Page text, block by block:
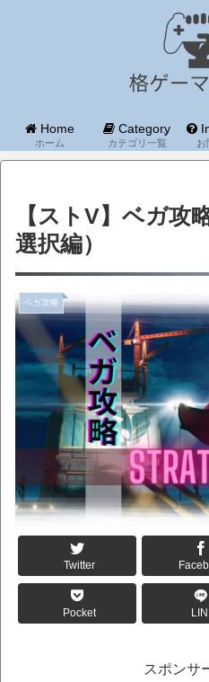
Home
ホーム
Category
カテゴリ一覧 お
【ストV】ベガ攻
選択編）
ベガ攻略
Twitter
Pocket
スポンサ